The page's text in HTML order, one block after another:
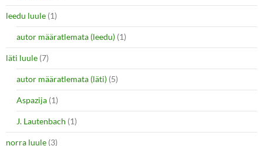
leedu luule (1)
autor määratlemata (leedu) (1)
läti luule (7)
autor määratlemata (läti) (5)
Aspazija (1)
J. Lautenbach (1)
norra luule (3)